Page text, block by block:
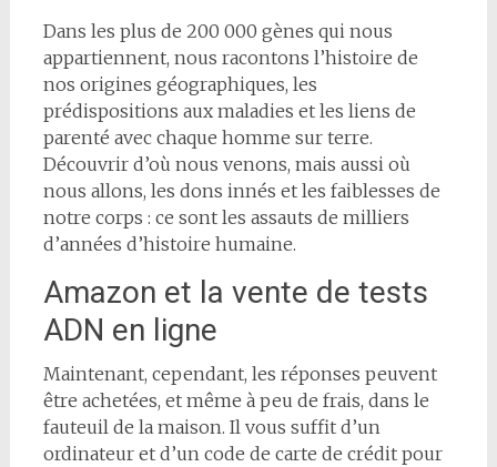
Dans les plus de 200 000 gènes qui nous
appartiennent, nous racontons l’histoire de
nos origines géographiques, les
prédispositions aux maladies et les liens de
parenté avec chaque homme sur terre.
Découvrir d’où nous venons, mais aussi où
nous allons, les dons innés et les faiblesses de
notre corps : ce sont les assauts de milliers
d’années d’histoire humaine.
Amazon et la vente de tests
ADN en ligne
Maintenant, cependant, les réponses peuvent
être achetées, et même à peu de frais, dans le
fauteuil de la maison. Il vous suffit d’un
ordinateur et d’un code de carte de crédit pour